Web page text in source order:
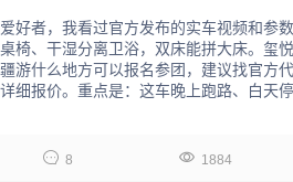
好者，我看过官方发布的实车视频和参
椅、干湿分离卫浴，双床能拼大床。玺
游什么地方可以报名参团，建议找官方
细报价。重点是：这车晚上跑路、白天
 8  1884